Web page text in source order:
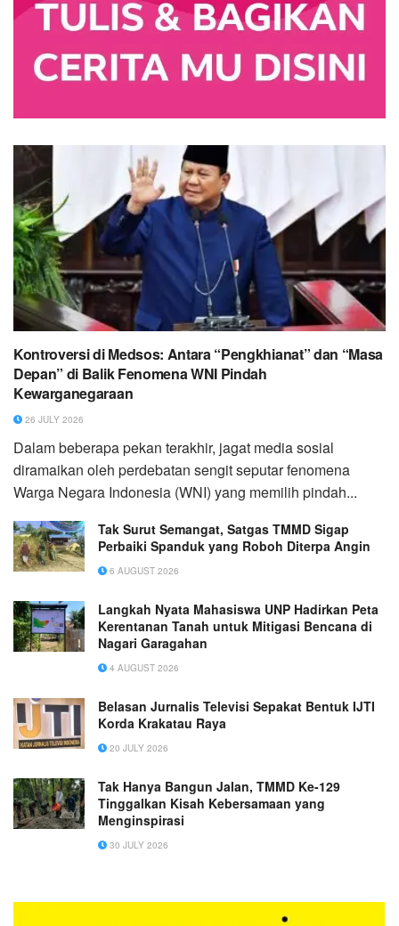
Kontroversi di Medsos: Antara “Pengkhianat” dan “Masa
Depan” di Balik Fenomena WNI Pindah
Kewarganegaraan
26 JULY 2026
Dalam beberapa pekan terakhir, jagat media sosial
diramaikan oleh perdebatan sengit seputar fenomena
Warga Negara Indonesia (WNI) yang memilih pindah...
Tak Surut Semangat, Satgas TMMD Sigap
Perbaiki Spanduk yang Roboh Diterpa Angin
6 AUGUST 2026
Langkah Nyata Mahasiswa UNP Hadirkan Peta
Kerentanan Tanah untuk Mitigasi Bencana di
Nagari Garagahan
4 AUGUST 2026
Belasan Jurnalis Televisi Sepakat Bentuk IJTI
Korda Krakatau Raya
20 JULY 2026
Tak Hanya Bangun Jalan, TMMD Ke-129
Tinggalkan Kisah Kebersamaan yang
Menginspirasi
30 JULY 2026